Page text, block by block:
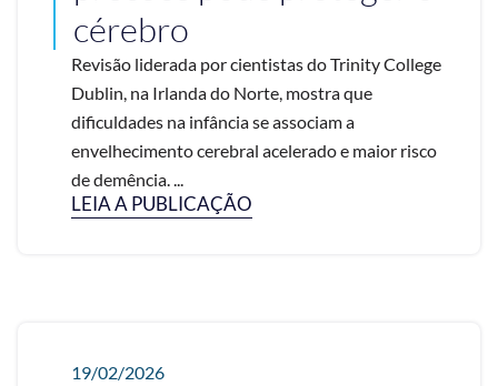
cérebro
Revisão liderada por cientistas do Trinity College
Dublin, na Irlanda do Norte, mostra que
dificuldades na infância se associam a
envelhecimento cerebral acelerado e maior risco
de demência. ...
LEIA A PUBLICAÇÃO
19/02/2026